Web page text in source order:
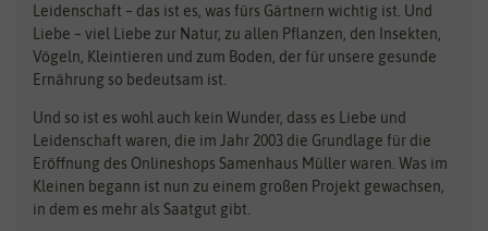
Obstsamen
Pilzbrut
Rasensamen
Steckzwiebeln
Zimmer & Kübelpflanzen
Kataloge
Schnäppchen
Anzucht & Gartenzubehör
Bingenheimer Saatgut
Bionana
BIOWOL
Blumicorn
Bûten Birds
Dürr-Samen
Feldsaaten Freudenberger
Fertil
Flora Elite
Leidenschaft – das ist es, was fürs Gärtnern wichtig ist. Und
Liebe – viel Liebe zur Natur, zu allen Pflanzen, den Insekten,
Vögeln, Kleintieren und zum Boden, der für unsere gesunde
Ernährung so bedeutsam ist.
Und so ist es wohl auch kein Wunder, dass es Liebe und
Leidenschaft waren, die im Jahr 2003 die Grundlage für die
Eröffnung des Onlineshops Samenhaus Müller waren. Was im
Kleinen begann ist nun zu einem großen Projekt gewachsen,
in dem es mehr als Saatgut gibt.